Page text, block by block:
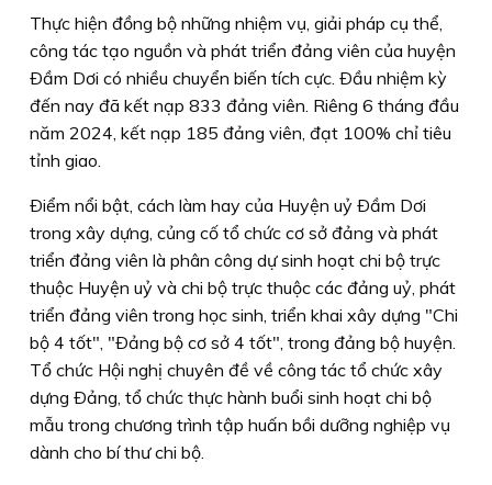
Thực hiện đồng bộ những nhiệm vụ, giải pháp cụ thể,
công tác tạo nguồn và phát triển đảng viên của huyện
Ðầm Dơi có nhiều chuyển biến tích cực. Ðầu nhiệm kỳ
đến nay đã kết nạp 833 đảng viên. Riêng 6 tháng đầu
năm 2024, kết nạp 185 đảng viên, đạt 100% chỉ tiêu
tỉnh giao.
Ðiểm nổi bật, cách làm hay của Huyện uỷ Ðầm Dơi
trong xây dựng, củng cố tổ chức cơ sở đảng và phát
triển đảng viên là phân công dự sinh hoạt chi bộ trực
thuộc Huyện uỷ và chi bộ trực thuộc các đảng uỷ, phát
triển đảng viên trong học sinh, triển khai xây dựng "Chi
bộ 4 tốt", "Ðảng bộ cơ sở 4 tốt", trong đảng bộ huyện.
Tổ chức Hội nghị chuyên đề về công tác tổ chức xây
dựng Ðảng, tổ chức thực hành buổi sinh hoạt chi bộ
mẫu trong chương trình tập huấn bồi dưỡng nghiệp vụ
dành cho bí thư chi bộ.